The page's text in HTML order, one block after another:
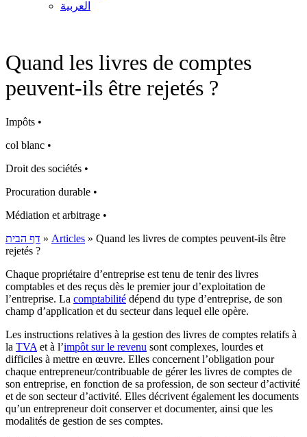
العربية
Quand les livres de comptes
peuvent-ils être rejetés ?
Impôts •
col blanc •
Droit des sociétés •
Procuration durable •
Médiation et arbitrage •
דף הבית » Articles » Quand les livres de comptes peuvent-ils être
rejetés ?
Chaque propriétaire d’entreprise est tenu de tenir des livres
comptables et des reçus dès le premier jour d’exploitation de
l’entreprise. La comptabilité dépend du type d’entreprise, de son
champ d’application et du secteur dans lequel elle opère.
Les instructions relatives à la gestion des livres de comptes relatifs à
la TVA et à l’impôt sur le revenu sont complexes, lourdes et
difficiles à mettre en œuvre. Elles concernent l’obligation pour
chaque entrepreneur/contribuable de gérer les livres de comptes de
son entreprise, en fonction de sa profession, de son secteur d’activité
et de son secteur d’activité. Elles décrivent également les documents
qu’un entrepreneur doit conserver et documenter, ainsi que les
modalités de gestion de ses comptes.